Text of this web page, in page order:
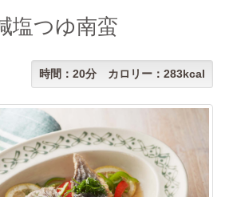
塩つゆ南蛮
時間：20分 カロリー：283kcal